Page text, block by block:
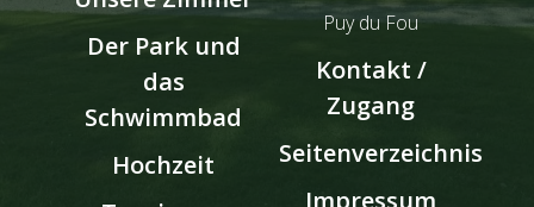
Der Park und
das
Schwimmbad
Hochzeit
Puy du Fou
Kontakt /
Zugang
Seitenverzeichnis
Impressum